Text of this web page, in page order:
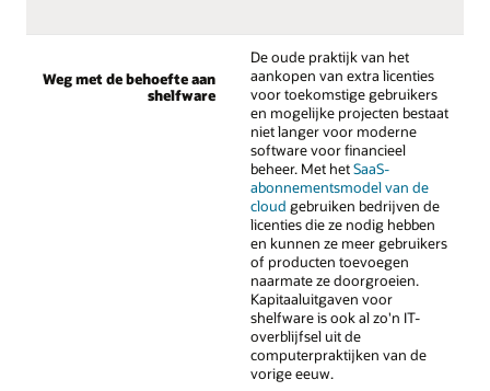
Weg met de behoefte aan
shelfware
De oude praktijk van het
aankopen van extra licenties
voor toekomstige gebruikers
en mogelijke projecten bestaat
niet langer voor moderne
software voor financieel
beheer. Met hetSaaS-
abonnementsmodel van de
cloud gebruiken bedrijven de
licenties die ze nodig hebben
en kunnen ze meer gebruikers
of producten toevoegen
naarmate ze doorgroeien.
Kapitaaluitgaven voor
shelfware is ook al zo'n IT-
overblijfsel uit de
computerpraktijken van de
vorige eeuw.